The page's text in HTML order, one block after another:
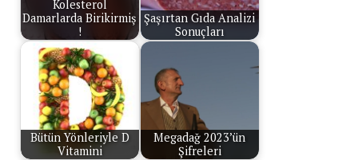
Kolesterol
Damarlarda Birikirmiş
!
Şaşırtan Gıda Analizi
Sonuçları
Bütün Yönleriyle D
Vitamini
Megadağ 2023’ün
Şifreleri